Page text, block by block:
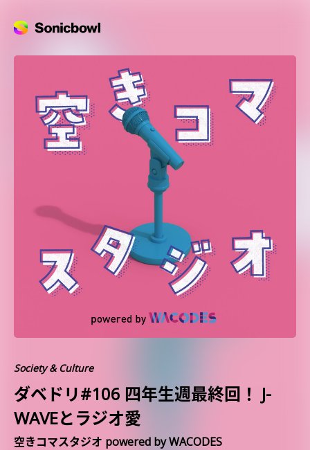
Society & Culture
ダベドリ#106 四年生週最終回！ J-
WAVEとラジオ愛
空きコマスタジオ powered by WACODES